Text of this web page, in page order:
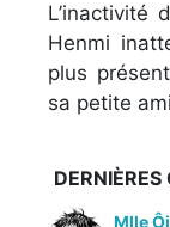
L’inactivité
Henmi
plus
sa petite
Mlle